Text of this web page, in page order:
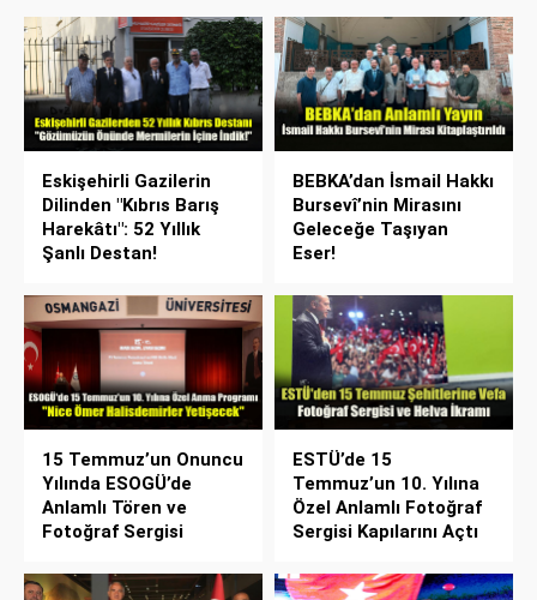
Eskişehirli Gazilerin
Dilinden "Kıbrıs Barış
Harekâtı": 52 Yıllık
Şanlı Destan!
BEBKA’dan İsmail Hakkı
Bursevî’nin Mirasını
Geleceğe Taşıyan
Eser!
15 Temmuz’un Onuncu
Yılında ESOGÜ’de
Anlamlı Tören ve
Fotoğraf Sergisi
ESTÜ’de 15
Temmuz’un 10. Yılına
Özel Anlamlı Fotoğraf
Sergisi Kapılarını Açtı